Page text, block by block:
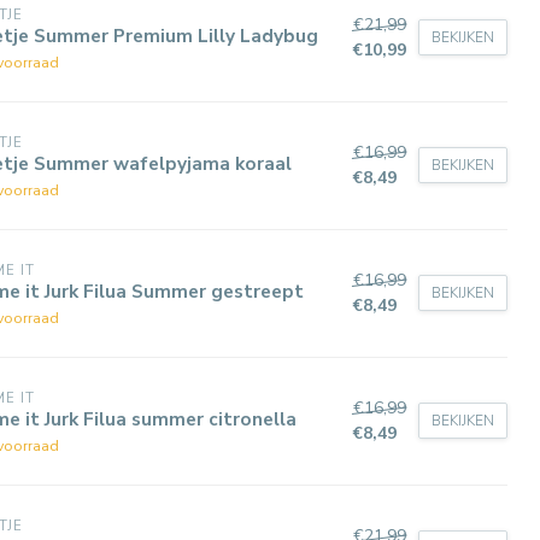
Summer Premium Lilly Ladybug
€21,99
€10,99
BEKIJKEN
Summer wafelpyjama koraal
€16,99
€8,49
BEKIJKEN
IT
it Jurk Filua Summer gestreept
€16,99
€8,49
BEKIJKEN
IT
it Jurk Filua summer citronella
€16,99
€8,49
BEKIJKEN